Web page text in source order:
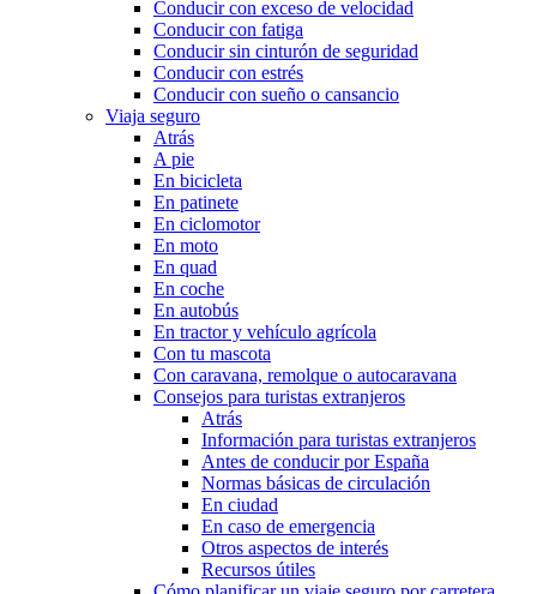
Conducir con exceso de velocidad
Conducir con fatiga
Conducir sin cinturón de seguridad
Conducir con estrés
Conducir con sueño o cansancio
Viaja seguro
Atrás
A pie
En bicicleta
En patinete
En ciclomotor
En moto
En quad
En coche
En autobús
En tractor y vehículo agrícola
Con tu mascota
Con caravana, remolque o autocaravana
Consejos para turistas extranjeros
Atrás
Información para turistas extranjeros
Antes de conducir por España
Normas básicas de circulación
En ciudad
En caso de emergencia
Otros aspectos de interés
Recursos útiles